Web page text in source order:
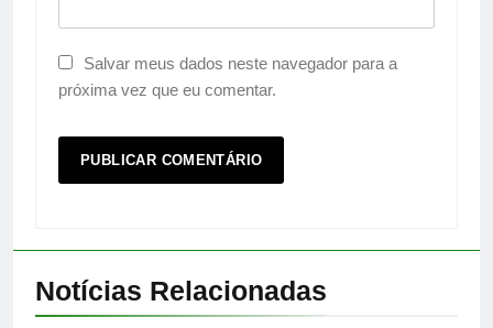
Salvar meus dados neste navegador para a
próxima vez que eu comentar.
Notícias Relacionadas